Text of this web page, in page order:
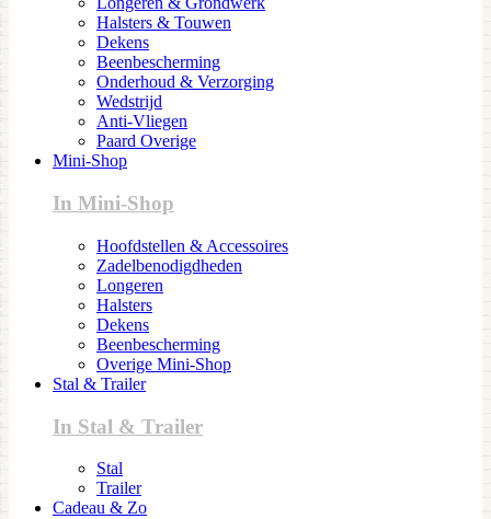
Halsters & Touwen
Dekens
Beenbescherming
Onderhoud & Verzorging
Wedstrijd
Anti-Vliegen
Paard Overige
Mini-Shop
In Mini-Shop
Hoofdstellen & Accessoires
Zadelbenodigdheden
Longeren
Halsters
Dekens
Beenbescherming
Overige Mini-Shop
Stal & Trailer
In Stal & Trailer
Stal
Trailer
Cadeau & Zo